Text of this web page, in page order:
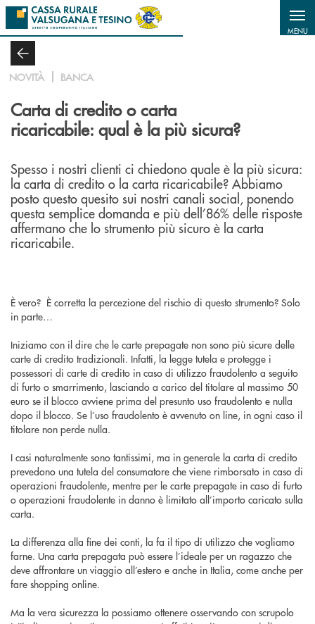
Salta al contenuto principale
MENU
NOVITÀ BANCA
Carta di credito o carta
ricaricabile: qual è la più sicura?
Spesso i nostri clienti ci chiedono quale è la più sicura:
la carta di credito o la carta ricaricabile? Abbiamo
posto questo quesito sui nostri canali social, ponendo
questa semplice domanda e più dell’86% delle risposte
affermano che lo strumento più sicuro è la carta
ricaricabile.
È vero? È corretta la percezione del rischio di questo strumento? Solo
in parte…
Iniziamo con il dire che le carte prepagate non sono più sicure delle
carte di credito tradizionali. Infatti, la legge tutela e protegge i
possessori di carte di credito in caso di utilizzo fraudolento a seguito
di furto o smarrimento, lasciando a carico del titolare al massimo 50
euro se il blocco avviene prima del presunto uso fraudolento e nulla
dopo il blocco. Se l’uso fraudolento è avvenuto on line, in ogni caso il
titolare non perde nulla.
I casi naturalmente sono tantissimi, ma in generale la carta di credito
prevedono una tutela del consumatore che viene rimborsato in caso di
operazioni fraudolente, mentre per le carte prepagate in caso di furto
o operazioni fraudolente in danno è limitato all’importo caricato sulla
carta.
La differenza alla fine dei conti, la fa il tipo di utilizzo che vogliamo
farne. Una carta prepagata può essere l’ideale per un ragazzo che
deve affrontare un viaggio all’estero e anche in Italia, come anche per
fare shopping online.
Ma la vera sicurezza la possiamo ottenere osservando con scrupolo